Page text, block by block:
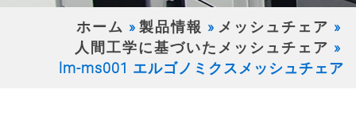
ホーム 製品情報
メッシュチェア
人間工学に基づいたメッシュチェア
lm-ms001 エルゴノミクスメッシュチェア